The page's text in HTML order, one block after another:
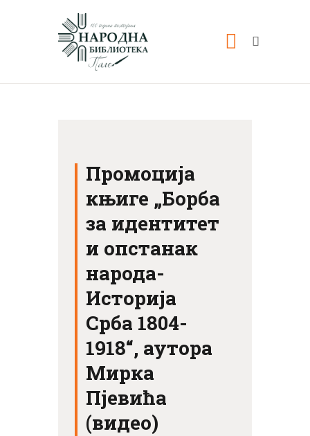
О НАМА
НОВОСТИ
ВИДЕО
ФОТО
КОНТАКТ
Промоција
књиге „Борба
за идентитет
и опстанак
народа-
Историја
Срба 1804-
1918“, аутора
Мирка
Пјевића
(видео)